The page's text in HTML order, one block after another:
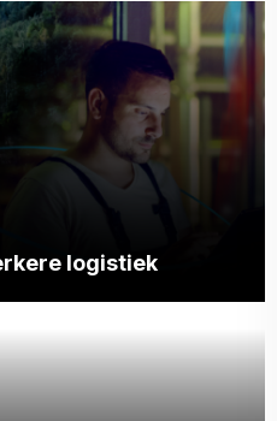
logistiek